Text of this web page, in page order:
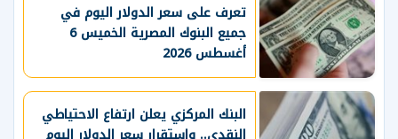
تعرف على سعر الدولار اليوم في
جميع البنوك المصرية الخميس 6
أغسطس 2026
البنك المركزي يعلن ارتفاع الاحتياطي